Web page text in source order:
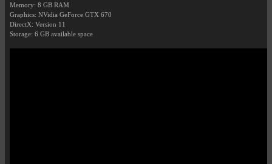
Memory: 8 GB RAM
Graphics: NVidia GeForce GTX 670
DirectX: Version 11
Storage: 6 GB available space